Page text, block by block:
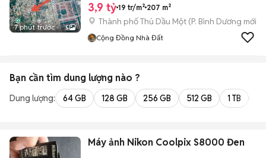
7 phút trước 5
3,9 tỷ 19 tr/m² 207 m²
Thành phố Thủ Dầu Một (P. Bình Dương mới)
Cộng Đồng Nhà Đất
Bạn cần tìm dung lượng nào ?
Dung lượng: 64 GB 128 GB 256 GB 512 GB 1 TB
Máy ảnh Nikon Coolpix S8000 Đen